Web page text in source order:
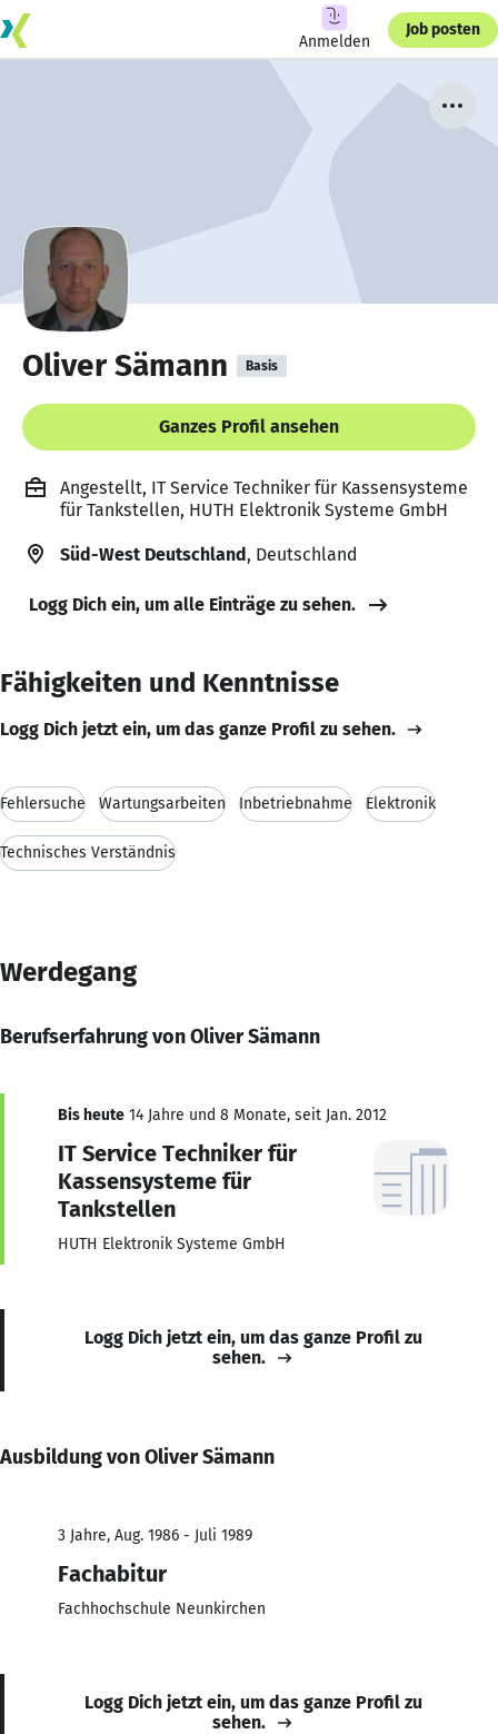
Anmelden
Job posten
Oliver Sämann Basis
Ganzes Profil ansehen
Angestellt, IT Service Techniker für Kassensysteme
für Tankstellen, HUTH Elektronik Systeme GmbH
Süd-West Deutschland, Deutschland
Logg Dich ein, um alle Einträge zu sehen.
Fähigkeiten und Kenntnisse
Logg Dich jetzt ein, um das ganze Profil zu sehen.
Fehlersuche Wartungsarbeiten Inbetriebnahme Elektronik
Technisches Verständnis
Werdegang
Berufserfahrung von Oliver Sämann
Bis heute 14 Jahre und 8 Monate, seit Jan. 2012
IT Service Techniker für
Kassensysteme für
Tankstellen
HUTH Elektronik Systeme GmbH
Logg Dich jetzt ein, um das ganze Profil zu
sehen.
Ausbildung von Oliver Sämann
3 Jahre, Aug. 1986 - Juli 1989
Fachabitur
Fachhochschule Neunkirchen
Logg Dich jetzt ein, um das ganze Profil zu
sehen.